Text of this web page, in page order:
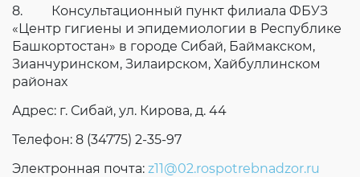
8. Консультационный пункт филиала ФБУЗ
«Центр гигиены и эпидемиологии в Республике
Башкортостан» в городе Сибай, Баймакском,
Зианчуринском, Зилаирском, Хайбуллинском
районах
Адрес: г. Сибай, ул. Кирова, д. 44
Телефон: 8 (34775) 2-35-97
Электронная почта: z11@02.rospotrebnadzor.ru